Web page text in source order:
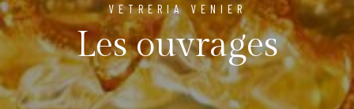
VETRERIA VENIER
Les ouvrages